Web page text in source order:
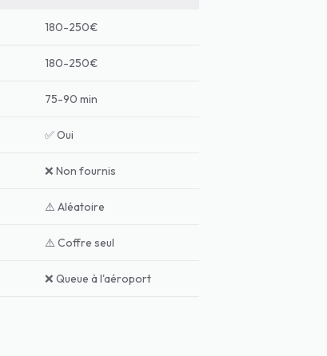
180-250€
180-250€
75-90 min
✅ Oui
❌ Non fournis
⚠️ Aléatoire
⚠️ Coffre seul
❌ Queue à l'aéroport